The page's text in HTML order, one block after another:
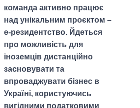
команда активно працює
над унікальним проєктом –
е-резидентство. Йдеться
про можливість для
іноземців дистанційно
засновувати та
впроваджувати бізнес в
Україні, користуючись
вигідними податковими